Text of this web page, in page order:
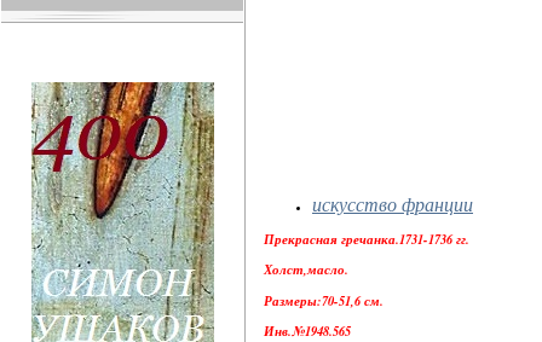
искусство франции
Прекрасная гречанка.1731-1736 гг.
Холст,масло.
Размеры:70-51,6 см.
Инв.№1948.565